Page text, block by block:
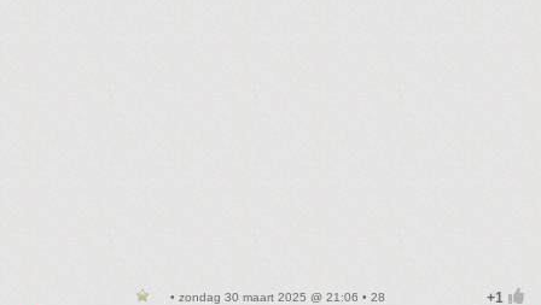
• zondag 30 maart 2025 @ 21:06 • 28